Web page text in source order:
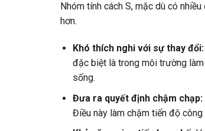
Nhóm tính cách S, mặc dù có
hơn.
Khó thích nghi với sự thay đổi:
đặc biệt là trong môi trường
sống.
Đưa ra quyết định chậm chạp:
Điều này làm chậm tiến độ